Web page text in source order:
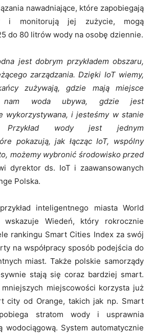
nawadniające, które zapobiegają
i monitorują jej zużycie, mogą
do 80 litrów wody na osobę dziennie.
jest dobrym przykładem obszaru,
zarządzania. Dzięki IoT wiemy,
zużywają, gdzie mają miejsce
nam woda ubywa, gdzie jest
wykorzystywana, i jesteśmy w stanie
wody jest jednym
pokazują, jak łącząc IoT, wspólny
możemy wybronić środowisko przed
dyrektor ds. IoT i zaawansowanych
Polska.
inteligentnego miasta World
wskazuje Wiedeń, który rokrocznie
rankingu Smart Cities Index za swój
na współpracy sposób podejścia do
miast. Także polskie samorządy
stają się coraz bardziej smart.
miejscowości korzysta już
city od Orange, takich jak np. Smart
stratom wody i usprawnia
wodociągową. System automatycznie